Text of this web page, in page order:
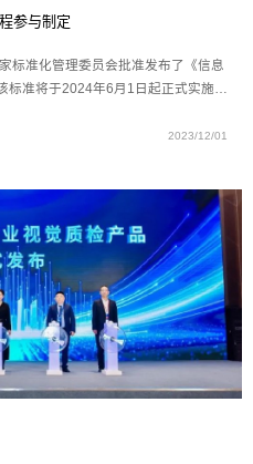
参与制定
标准化管理委员会批准发布了《信息
准将于2024年6月1日起正式实施。
标准体系的空白。图为468项推荐性
2023/12/01